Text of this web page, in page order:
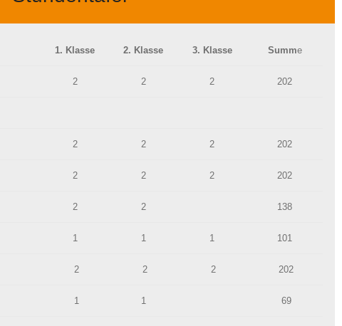
1. Klasse 2. Klasse 3. Klasse Summe
2 2 2 202
2 2 2 202
2 2 2 202
2 2 138
1 1 1 101
2 2 2 202
1 1 69